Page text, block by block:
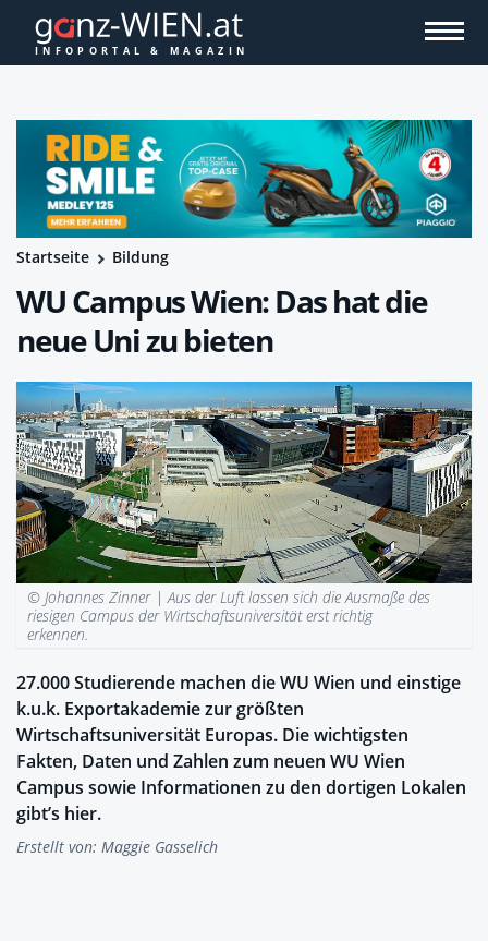
Startseite Bildung
WU Campus Wien: Das hat die
neue Uni zu bieten
© Johannes Zinner |Aus der Luft lassen sich die Ausmaße des
riesigen Campus der Wirtschaftsuniversität erst richtig
erkennen.
27.000 Studierende machen die WU Wien und einstige
k.u.k. Exportakademie zur größten
Wirtschaftsuniversität Europas. Die wichtigsten
Fakten, Daten und Zahlen zum neuen WU Wien
Campus sowie Informationen zu den dortigen Lokalen
gibt’s hier.
Erstellt von: Maggie Gasselich